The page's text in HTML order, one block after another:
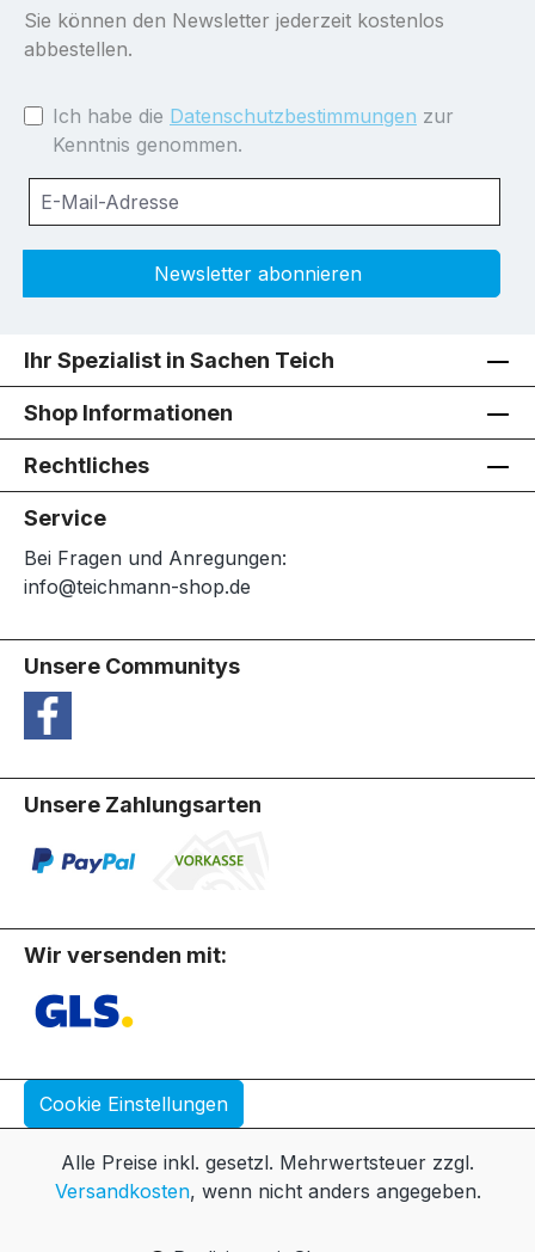
Sie können den Newsletter jederzeit kostenlos
abbestellen.
Ich habe die Datenschutzbestimmungen zur
Kenntnis genommen.
Newsletter abonnieren
Ihr Spezialist in Sachen Teich
Shop Informationen
Rechtliches
Service
Bei Fragen und Anregungen:
info@teichmann-shop.de
Unsere Communitys
Unsere Zahlungsarten
Wir versenden mit:
Cookie Einstellungen
Alle Preise inkl. gesetzl. Mehrwertsteuer zzgl.
Versandkosten, wenn nicht anders angegeben.